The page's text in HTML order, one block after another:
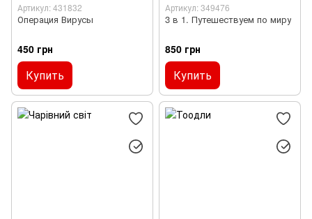
Артикул: 431832
Операция Вирусы
450 грн
Купить
Артикул: 349476
3 в 1. Путешествуем по миру
850 грн
Купить